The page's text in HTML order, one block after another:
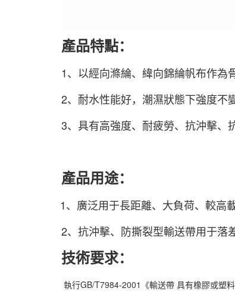
產品特點：
1、以經向滌綸、緯向錦綸帆布作為
2、耐水性能好，潮濕狀態下強度不
3、具有高強度、耐疲勞、抗沖擊、
產品用途：
1、廣泛用于長距離、大負荷、較高載
2、抗沖擊、防撕裂型輸送帶用于落
技術要求：
執行GB/T7984-2001 《輸送帶 具有橡膠或塑